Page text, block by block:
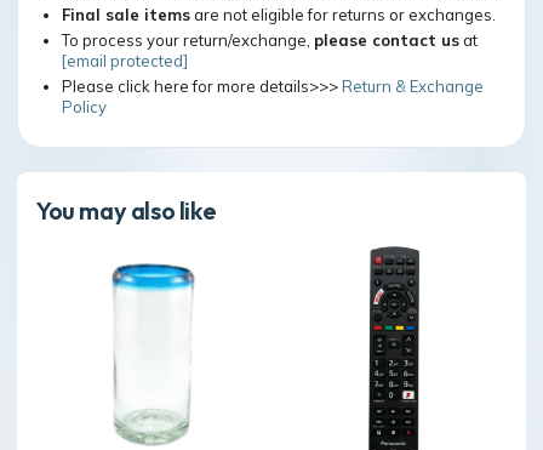
Final sale itemsare not eligible for returns or exchanges.
To process your return/exchange, please contact usat
[email protected]
Please click here for more details>>>Return & Exchange
Policy
You may also like